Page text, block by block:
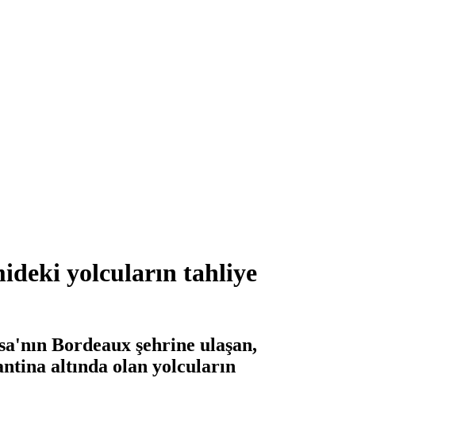
yolcuların tahliye
Bordeaux şehrine ulaşan,
altında olan yolcuların